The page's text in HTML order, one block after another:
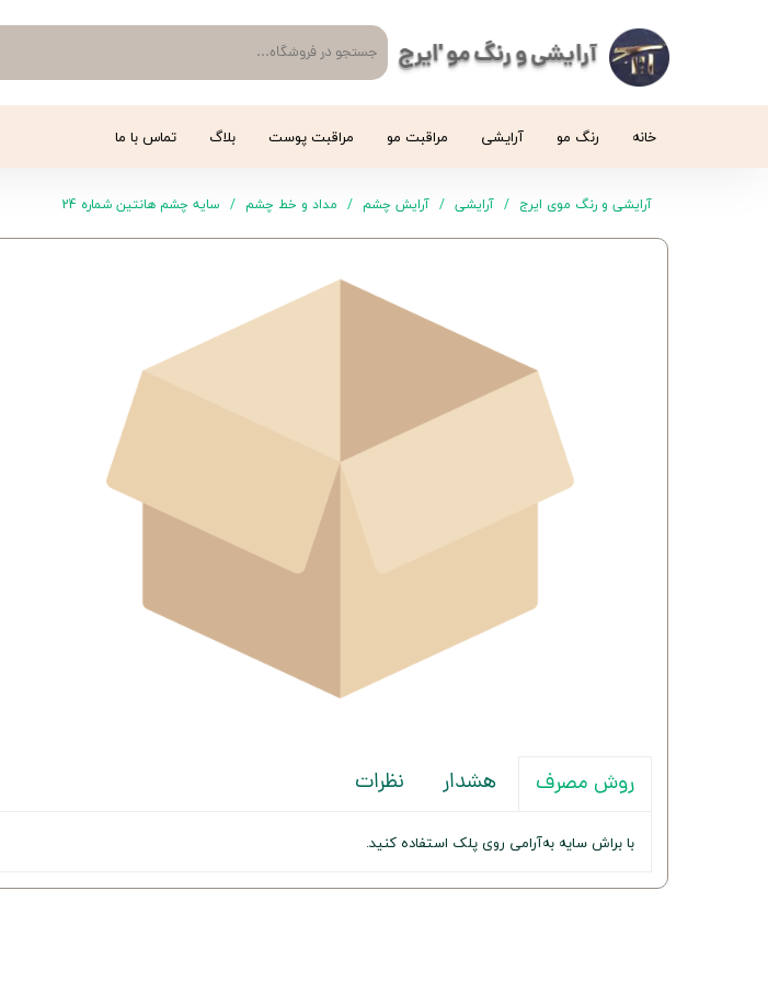
آرایشی و رنگ مو 'ایرج
خانه رنگ مو آرایشی مراقبت مو مراقبت پوست بلاگ تماس با ما
آرایشی و رنگ موی ایرج آرایشی آرایش چشم مداد و خط چشم سایه چشم هانتین شماره 24
روش مصرف هشدار نظرات
با براش سایه به‌آرامی روی پلک استفاده کنید.